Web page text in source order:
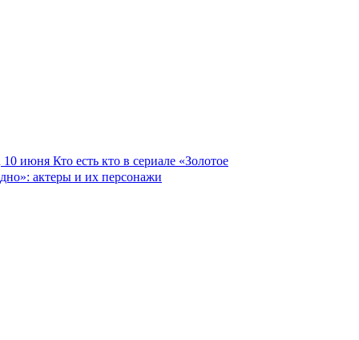
10 июня Кто есть кто в сериале «Золотое
дно»: актеры и их персонажи